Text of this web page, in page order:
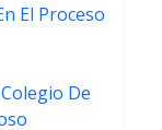
El Proceso
De